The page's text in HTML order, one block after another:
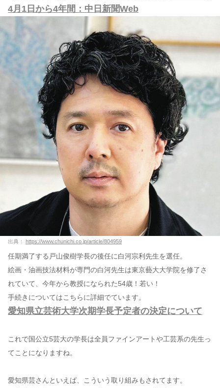
4月1日から4年間：中日新聞Web
出典： https://www.chunichi.co.jp/article/804959
任期満了する戸山俊樹学長の後任に白河宗利先生を選任。
絵画・油画技法材料が専門の白河先生は東京藝大大学院を修了さ
れていて、今年から教授になられた54歳！若い！
手続きについてはこちらに詳細でています。
愛知県立芸術大学次期学長予定者の決定について
これで国公立5芸大の学長は全員ファインアートや工芸系の先生っ
てことになりますね。
愛知県芸さんといえば、こういう取り組みもされてます。